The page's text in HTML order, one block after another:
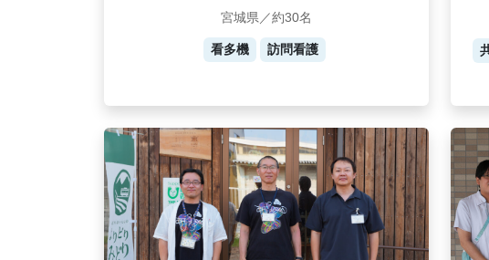
宮城県／約30名
看多機 訪問看護